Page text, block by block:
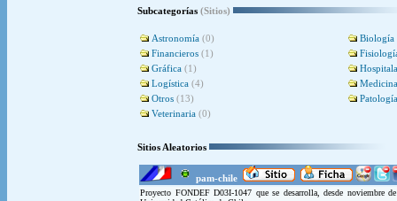
Subcategorías (Sitios)
Astronomía (0) Biología
Financieros (1)
Gráfica (1)
Logística (4)
Medicina
Otros (13)
Veterinaria (0)
Sitios Aleatorios
pam-chile
Proyecto FONDEF D03I-1047 que se desarrolla, desde